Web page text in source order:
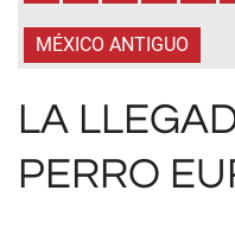
MÉXICO ANTIGUO
LA
PERRO